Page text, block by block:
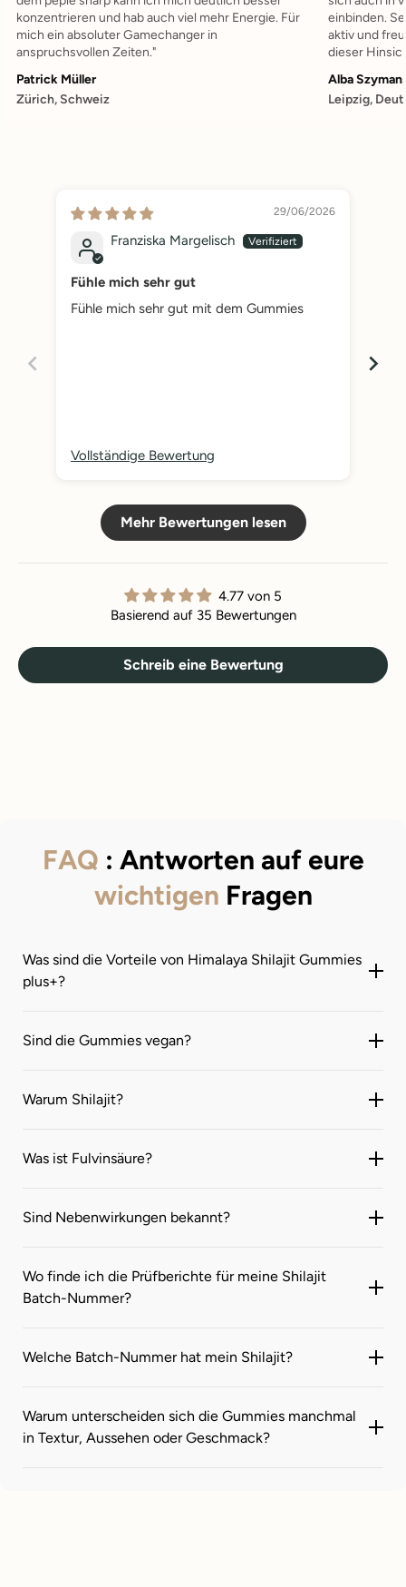
konzentrieren und hab auch viel mehr Energie. Für
mich ein absoluter Gamechanger in
anspruchsvollen Zeiten."
Patrick Müller
Zürich, Schweiz
einbinden.
aktiv und
dieser
Alba
Leipzig,
29/06/2026
Franziska Margelisch
Fühle mich sehr gut
Fühle mich sehr gut mit dem Gummies
Vollständige Bewertung
Mehr Bewertungen lesen
4.77 von 5
Basierend auf 35 Bewertungen
Schreib eine Bewertung
FAQ : Antworten auf eure
wichtigen Fragen
Was sind die Vorteile von Himalaya Shilajit Gummies
plus+?
Sind die Gummies vegan?
Warum Shilajit?
Was ist Fulvinsäure?
Sind Nebenwirkungen bekannt?
Wo finde ich die Prüfberichte für meine Shilajit
Batch-Nummer?
Welche Batch-Nummer hat mein Shilajit?
Warum unterscheiden sich die Gummies manchmal
in Textur, Aussehen oder Geschmack?